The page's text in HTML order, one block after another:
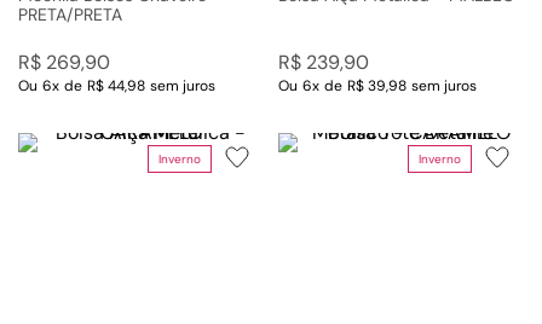
PRETA/PRETA
R$ 269,90
Ou 6x de R$ 44,98 sem juros
R$ 239,90
Ou 6x de R$ 39,98 sem juros
Inverno Inverno
10º couro